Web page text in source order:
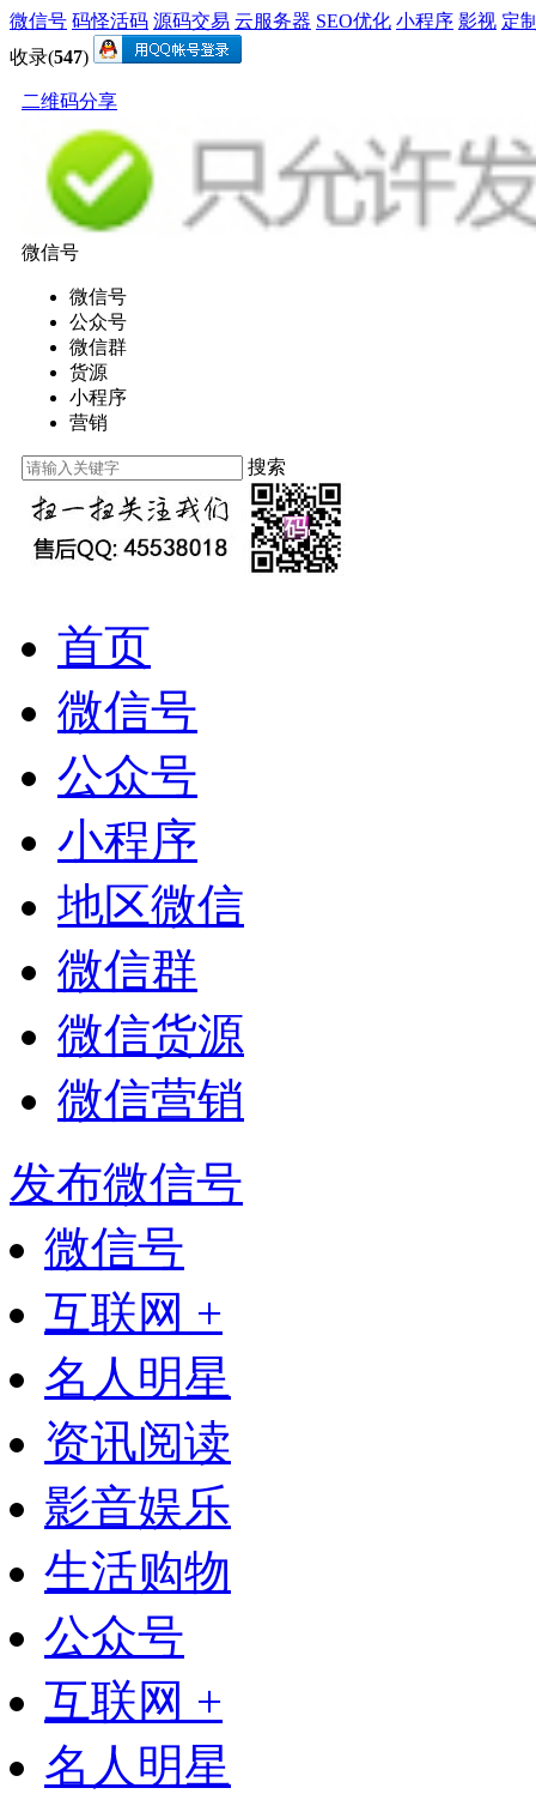
微信号 码怪活码 源码交易 云服务器 SEO优化 小程序 影视 定
收录(547)
二维码分享
微信号
微信号
公众号
微信群
货源
小程序
营销
搜索
首页
微信号
公众号
小程序
地区微信
微信群
微信货源
微信营销
发布微信号
微信号
互联网 +
名人明星
资讯阅读
影音娱乐
生活购物
公众号
互联网 +
名人明星